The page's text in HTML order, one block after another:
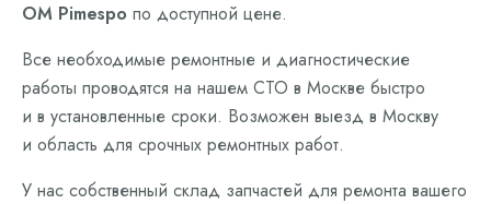
OM Pimespo по доступной цене.
Все необходимые ремонтные и диагностические
работы проводятся на нашем СТО в Москве быстро
и в установленные сроки. Возможен выезд в Москву
и область для срочных ремонтных работ.
У нас собственный склад запчастей для ремонта вашего